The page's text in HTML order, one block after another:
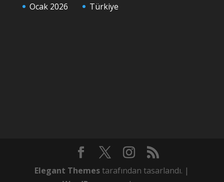
Ocak 2026
Türkiye
Elegant Themestarafından tasarlandı. |